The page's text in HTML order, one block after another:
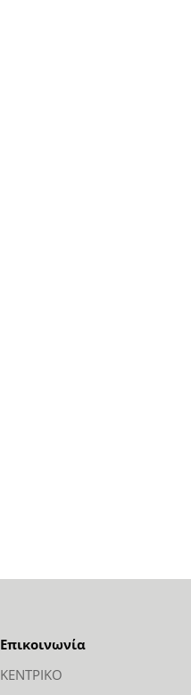
Επικοινωνία
ΚΕΝΤΡΙΚΟ